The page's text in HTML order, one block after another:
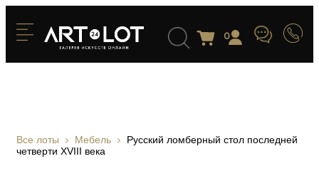
0
Все лоты Мебель
Русский ломберный стол последней
четверти XVIII века